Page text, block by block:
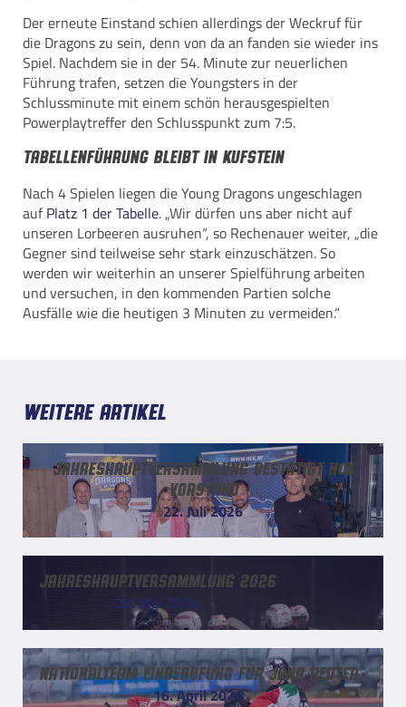
Der erneute Einstand schien allerdings der Weckruf für
die Dragons zu sein, denn von da an fanden sie wieder ins
Spiel. Nachdem sie in der 54. Minute zur neuerlichen
Führung trafen, setzen die Youngsters in der
Schlussminute mit einem schön herausgespielten
Powerplaytreffer den Schlusspunkt zum 7:5.
Tabellenführung bleibt in Kufstein
Nach 4 Spielen liegen die Young Dragons ungeschlagen
aufPlatz 1 der Tabelle. „Wir dürfen uns aber nicht auf
unseren Lorbeeren ausruhen“, so Rechenauer weiter, „die
Gegner sind teilweise sehr stark einzuschätzen. So
werden wir weiterhin an unserer Spielführung arbeiten
und versuchen, in den kommenden Partien solche
Ausfälle wie die heutigen 3 Minuten zu vermeiden.“
Weitere Artikel
Jahreshauptversammlung bestätigt HCK
Vorstand
22. Juli 2026
Jahreshauptversammlung 2026
29. Mai 2026
Nationalteam Einberufung für Jana Reuter
16. April 2026